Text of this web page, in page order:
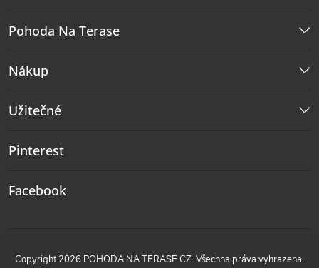
Pohoda Na Terase
Nákup
Užitečné
Pinterest
Facebook
Copyright 2026 POHODA NA TERASE CZ. Všechna práva vyhrazena.